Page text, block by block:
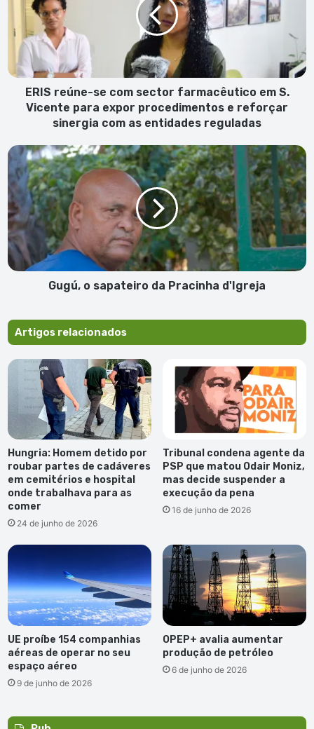
farmacêutico
em
Vicente
expor
procedimentos
reforçar
sinergia
com
as
entidades
reguladas
ERIS reúne-se com sector farmacêutico em S.
Vicente para expor procedimentos e reforçar
sinergia com as entidades reguladas
Gugú,
sapateiro
da
Pracinha
d'Igreja
Gugú, o sapateiro da Pracinha d'Igreja
Artigos relacionados
Hungria: Homem detido por
roubar partes de cadáveres
em cemitérios e hospital
onde trabalhava para as
comer
24 de junho de 2026
Tribunal condena agente da
PSP que matou Odair Moniz,
mas decide suspender a
execução da pena
16 de junho de 2026
UE proíbe 154 companhias
aéreas de operar no seu
espaço aéreo
9 de junho de 2026
OPEP+ avalia aumentar
produção de petróleo
6 de junho de 2026